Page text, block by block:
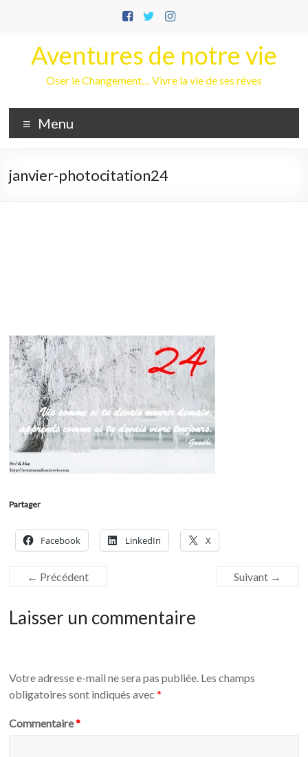
Aventures de notre vie
Oser le Changement… Vivre la vie de ses rêves
Menu
janvier-photocitation24
Partager
Facebook LinkedIn X
← Précédent Suivant →
Laisser un commentaire
Votre adresse e-mail ne sera pas publiée. Les champs
obligatoires sont indiqués avec*
Commentaire*